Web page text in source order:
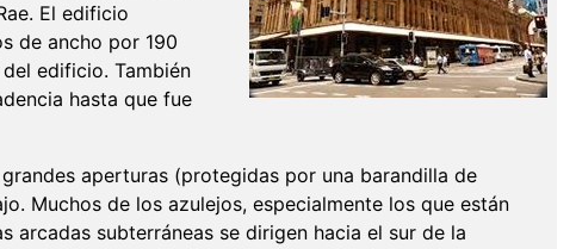
El edificio
de ancho por 190
edificio. También
hasta que fue
aperturas (protegidas por una barandilla de
Muchos de los azulejos, especialmente los que están
arcadas subterráneas se dirigen hacia el sur de la